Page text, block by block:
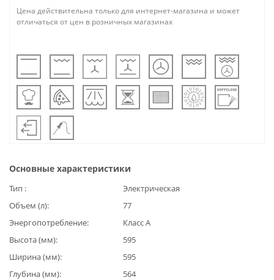
Цена действительна только для интернет-магазина и может
отличаться от цен в розничных магазинах
Основные характеристики
Тип
Электрическая
Объем (л)
77
Энергопотребление
Класс А
Высота (мм)
595
Ширина (мм)
595
Глубина (мм)
564